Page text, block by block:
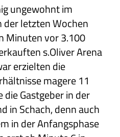
ungewohnt im
der letzten Wochen
Minuten vor 3.100
s.Oliver Arena
erzielten die
magere 11
Gastgeber in der
in Schach, denn auch
in der Anfangsphase